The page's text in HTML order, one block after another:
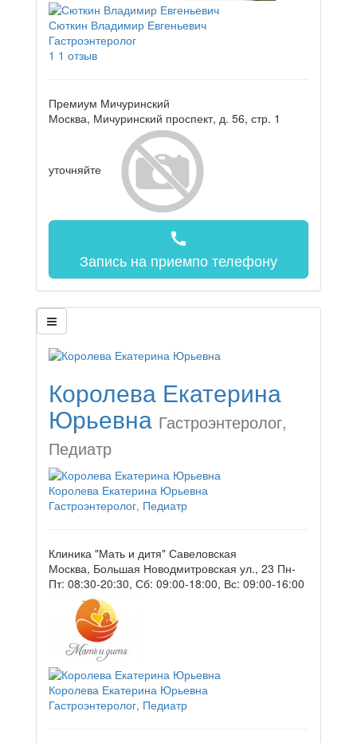
Сюткин Владимир Евгеньевич
Гастроэнтеролог
1 1 отзыв
Премиум Мичуринский
Москва, Мичуринский проспект, д. 56, стр. 1
уточняйте
call
Запись на приемпо телефону
Королева Екатерина
Юрьевна Гастроэнтеролог,
Педиатр
Королева Екатерина Юрьевна
Гастроэнтеролог, Педиатр
Клиника "Мать и дитя" Савеловская
Москва, Большая Новодмитровская ул., 23 Пн-
Пт: 08:30-20:30, Сб: 09:00-18:00, Вс: 09:00-16:00
Королева Екатерина Юрьевна
Гастроэнтеролог, Педиатр